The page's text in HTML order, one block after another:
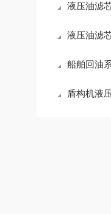
液压油滤芯——在微观
液压油滤芯的
船舶回油系统液
盾构机液压系